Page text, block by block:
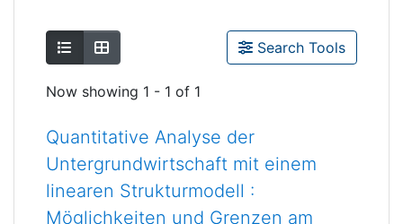
Show as list
Show as grid Search Tools
Now showing 1 - 1 of 1
Quantitative Analyse der
Untergrundwirtschaft mit einem
linearen Strukturmodell :
Möglichkeiten und Grenzen am